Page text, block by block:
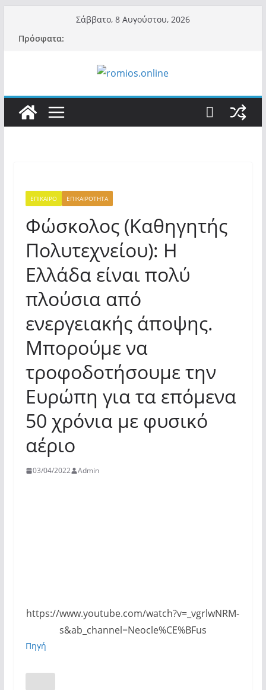
περιεχόμενο
Σάββατο, 8 Αυγούστου, 2026
Πρόσφατα:
ΕΠΙΚΑΙΡΟ ΕΠΙΚΑΙΡΟΤΗΤΑ
Φώσκολος (Καθηγητής
Πολυτεχνείου): Η
Ελλάδα είναι πολύ
πλούσια από
ενεργειακής άποψης.
Μπορούμε να
τροφοδοτήσουμε την
Ευρώπη για τα επόμενα
50 χρόνια με φυσικό
αέριο
03/04/2022 Admin
https://www.youtube.com/watch?v=_vgrlwNRM-
s&ab_channel=Neocle%CE%BFus
Πηγή